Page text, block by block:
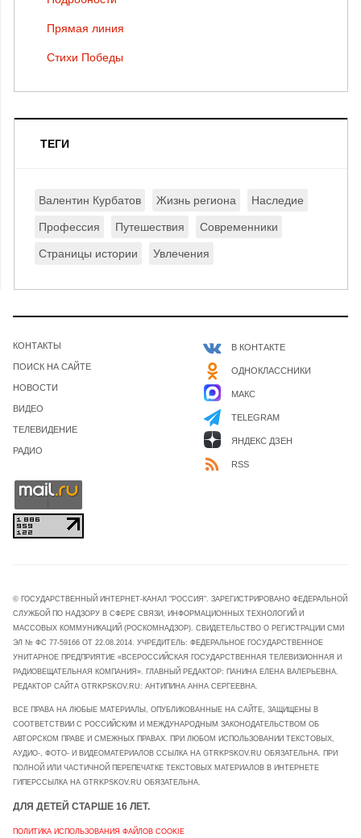
Прямая линия
Стихи Победы
ТЕГИ
Валентин Курбатов Жизнь региона Наследие
Профессия Путешествия Современники
Страницы истории Увлечения
КОНТАКТЫ
ПОИСК НА САЙТЕ
НОВОСТИ
ВИДЕО
ТЕЛЕВИДЕНИЕ
РАДИО
В КОНТАКТЕ
ОДНОКЛАССНИКИ
МАКС
TELEGRAM
ЯНДЕКС ДЗЕН
RSS
© ГОСУДАРСТВЕННЫЙ ИНТЕРНЕТ-КАНАЛ "РОССИЯ". ЗАРЕГИСТРИРОВАНО ФЕДЕРАЛЬНОЙ
СЛУЖБОЙ ПО НАДЗОРУ В СФЕРЕ СВЯЗИ, ИНФОРМАЦИОННЫХ ТЕХНОЛОГИЙ И
МАССОВЫХ КОММУНИКАЦИЙ (РОСКОМНАДЗОР). СВИДЕТЕЛЬСТВО О РЕГИСТРАЦИИ СМИ
ЭЛ № ФС 77-59166 ОТ 22.08.2014. УЧРЕДИТЕЛЬ: ФЕДЕРАЛЬНОЕ ГОСУДАРСТВЕННОЕ
УНИТАРНОЕ ПРЕДПРИЯТИЕ «ВСЕРОССИЙСКАЯ ГОСУДАРСТВЕННАЯ ТЕЛЕВИЗИОННАЯ И
РАДИОВЕЩАТЕЛЬНАЯ КОМПАНИЯ». ГЛАВНЫЙ РЕДАКТОР: ПАНИНА ЕЛЕНА ВАЛЕРЬЕВНА.
РЕДАКТОР САЙТА GTRKPSKOV.RU: АНТИПИНА АННА СЕРГЕЕВНА.
ВСЕ ПРАВА НА ЛЮБЫЕ МАТЕРИАЛЫ, ОПУБЛИКОВАННЫЕ НА САЙТЕ, ЗАЩИЩЕНЫ В
СООТВЕТСТВИИ С РОССИЙСКИМ И МЕЖДУНАРОДНЫМ ЗАКОНОДАТЕЛЬСТВОМ ОБ
АВТОРСКОМ ПРАВЕ И СМЕЖНЫХ ПРАВАХ. ПРИ ЛЮБОМ ИСПОЛЬЗОВАНИИ ТЕКСТОВЫХ,
АУДИО-, ФОТО- И ВИДЕОМАТЕРИАЛОВ ССЫЛКА НА GTRKPSKOV.RU ОБЯЗАТЕЛЬНА. ПРИ
ПОЛНОЙ ИЛИ ЧАСТИЧНОЙ ПЕРЕПЕЧАТКЕ ТЕКСТОВЫХ МАТЕРИАЛОВ В ИНТЕРНЕТЕ
ГИПЕРССЫЛКА НА GTRKPSKOV.RU ОБЯЗАТЕЛЬНА.
ДЛЯ ДЕТЕЙ СТАРШЕ 16 ЛЕТ.
ПОЛИТИКА ИСПОЛЬЗОВАНИЯ ФАЙЛОВ COOKIE